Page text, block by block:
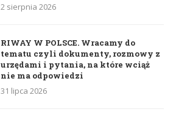
2 sierpnia 2026
RIWAY W POLSCE. Wracamy do
tematu czyli dokumenty, rozmowy z
urzędami i pytania, na które wciąż
nie ma odpowiedzi
31 lipca 2026